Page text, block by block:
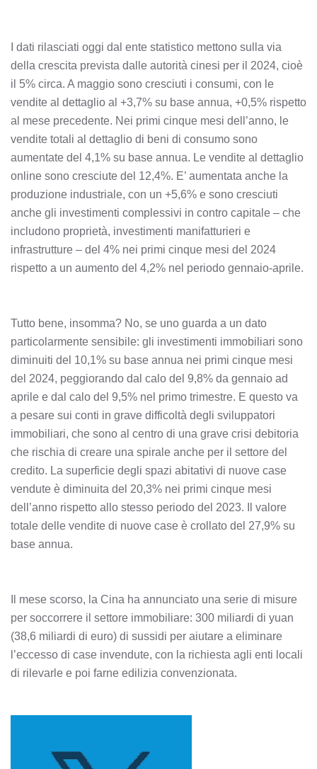
I dati rilasciati oggi dal ente statistico mettono sulla via
della crescita prevista dalle autorità cinesi per il 2024, cioè
il 5% circa. A maggio sono cresciuti i consumi, con le
vendite al dettaglio al +3,7% su base annua, +0,5% rispetto
al mese precedente. Nei primi cinque mesi dell’anno, le
vendite totali al dettaglio di beni di consumo sono
aumentate del 4,1% su base annua. Le vendite al dettaglio
online sono cresciute del 12,4%. E’ aumentata anche la
produzione industriale, con un +5,6% e sono cresciuti
anche gli investimenti complessivi in contro capitale – che
includono proprietà, investimenti manifatturieri e
infrastrutture – del 4% nei primi cinque mesi del 2024
rispetto a un aumento del 4,2% nel periodo gennaio-aprile.
Tutto bene, insomma? No, se uno guarda a un dato
particolarmente sensibile: gli investimenti immobiliari sono
diminuiti del 10,1% su base annua nei primi cinque mesi
del 2024, peggiorando dal calo del 9,8% da gennaio ad
aprile e dal calo del 9,5% nel primo trimestre. E questo va
a pesare sui conti in grave difficoltà degli sviluppatori
immobiliari, che sono al centro di una grave crisi debitoria
che rischia di creare una spirale anche per il settore del
credito. La superficie degli spazi abitativi di nuove case
vendute è diminuita del 20,3% nei primi cinque mesi
dell’anno rispetto allo stesso periodo del 2023. Il valore
totale delle vendite di nuove case è crollato del 27,9% su
base annua.
Il mese scorso, la Cina ha annunciato una serie di misure
per soccorrere il settore immobiliare: 300 miliardi di yuan
(38,6 miliardi di euro) di sussidi per aiutare a eliminare
l’eccesso di case invendute, con la richiesta agli enti locali
di rilevarle e poi farne edilizia convenzionata.